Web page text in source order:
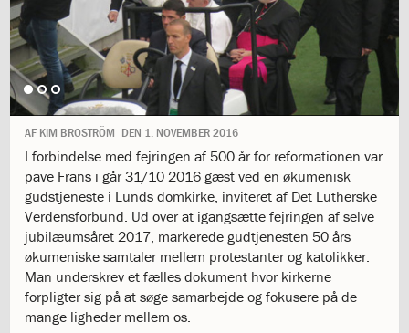
days
of
giving
1.12:
Let
it
1.13:
Move
it!
1.14:
Ucycle
We
cycle
Recycle
1.15:
Historie
1.16:
Bombningen
af
Institut
AF KIM BROSTRÖM DEN 1. NOVEMBER 2016
I forbindelse med fejringen af 500 år for reformationen var
pave Frans i går 31/10 2016 gæst ved en økumenisk
gudstjeneste i Lunds domkirke, inviteret af Det Lutherske
Verdensforbund. Ud over at igangsætte fejringen af selve
jubilæumsåret 2017, markerede gudtjenesten 50 års
økumeniske samtaler mellem protestanter og katolikker.
Man underskrev et fælles dokument hvor kirkerne
forpligter sig på at søge samarbejde og fokusere på de
mange ligheder mellem os.